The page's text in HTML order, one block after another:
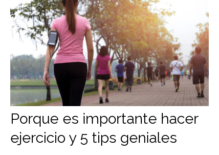
Porque es importante hacer
ejercicio y 5 tips geniales